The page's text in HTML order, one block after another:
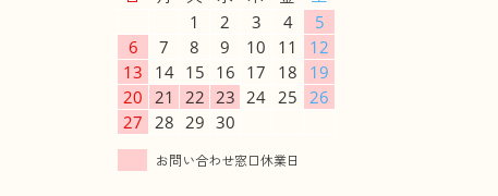
1
2 3 4
5
6
7 8 9 10 11
12
13
14 15 16 17 18
19
20
21 22 23 24 25
26
27
28 29 30